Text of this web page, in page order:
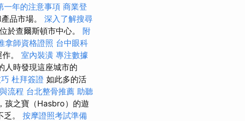
一年的注意事項 商業登
品市場。 深入了解搜尋
於查爾斯頓市中心。 附
拿師資格證照 台中眼科
。 室內裝潢 專注數據
人時發現這座城市的
杜拜簽證 如此多的活
流程 台北整骨推薦 助聽
孩之寶（Hasbro）的遊
。 按摩證照考試準備